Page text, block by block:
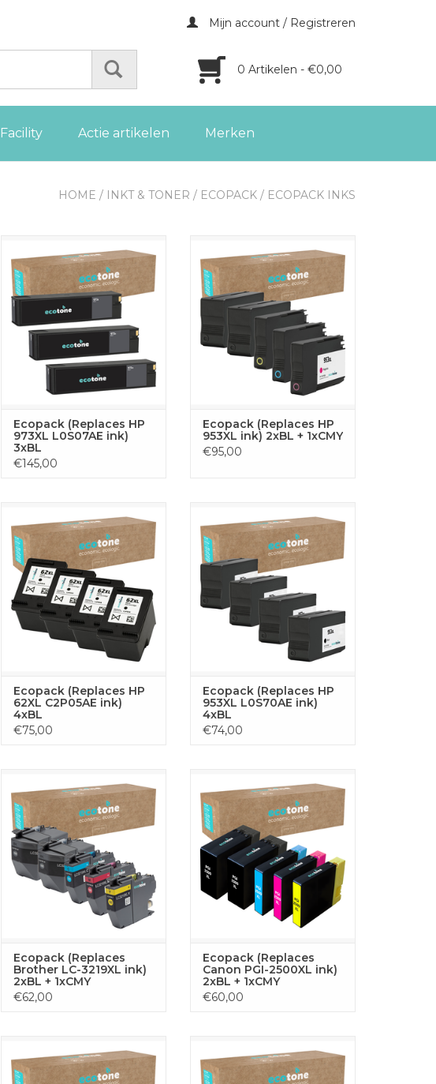
Mijn account / Registreren
0 Artikelen - €0,00
Facility Actie artikelen Merken
HOME / INKT & TONER / ECOPACK / ECOPACK INKS
voor HP printers. Elke cartridge
is goed voor circa 13.500
paginaƒ??s en geoptimaliseerd
voor scherpe afdrukken en
betrouwbare prestaties.
TOEVOEGEN AAN
WINKELWAGEN
Ecopack (Replaces HP
973XL L0S07AE ink)
3xBL
€145,00
alle vier kleuren die je nodig hebt
voor ononderbroken printen
met je HP printer. De set bestaat
uit 2x zwart, 1x cyaan, 1x geel en
1x magenta toners,
geoptimaliseerd voor uitstekende
prestaties en scherpe resultaten.
TOEVOEGEN AAN
WINKELWAGEN
Ecopack (Replaces HP
953XL ink) 2xBL + 1xCMY
€95,00
voor HP printers. Elke cartridge
is goed voor circa 770 paginaƒ??s
en geoptimaliseerd voor scherpe
afdrukken en betrouwbare
prestaties.
TOEVOEGEN AAN
WINKELWAGEN
Ecopack (Replaces HP
62XL C2P05AE ink)
4xBL
€75,00
(BL), goed voor 4x 2045
pagina’s. Geoptimaliseerd voor
scherpe afdrukken en
betrouwbare prestaties met je
HP printer.
TOEVOEGEN AAN
WINKELWAGEN
Ecopack (Replaces HP
953XL L0S70AE ink)
4xBL
€74,00
printer. Bevat 2x zwart en 1x
cyaan, 1x magenta, 1x geel
cartridges, geoptimaliseerd voor
scherpe afdrukken en
betrouwbare prestaties.
TOEVOEGEN AAN
WINKELWAGEN
Ecopack (Replaces
Brother LC-3219XL ink)
2xBL + 1xCMY
€62,00
alle vier kleuren die je nodig hebt
voor ononderbroken printen
met je Canon printer. De set
bestaat uit 2x zwart, 1x cyaan, 1x
geel en 1x magenta toners,
geoptimaliseerd voor uitstekende
prestaties en scherpe resultaten.
TOEVOEGEN AAN
Ecopack (Replaces
Canon PGI-2500XL ink)
2xBL + 1xCMY
€60,00
printer. Bevat 1x pigment zwart
en 4 kleuren (cyaan, magenta,
alle vier kleuren die je nodig hebt
voor ononderbroken printen